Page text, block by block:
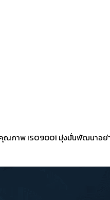
ณภาพ ISO9001 มุ่งมั่นพัฒนาอย่